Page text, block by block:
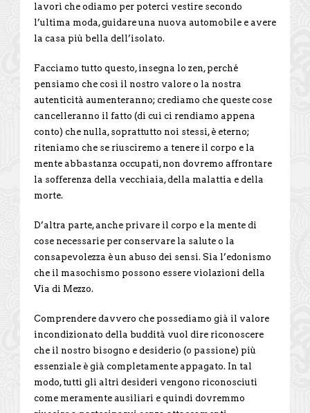
lavori che odiamo per poterci vestire secondo
l’ultima moda, guidare una nuova automobile e avere
la casa più bella dell’isolato.
Facciamo tutto questo, insegna lo zen, perché
pensiamo che così il nostro valore o la nostra
autenticità aumenteranno; crediamo che queste cose
cancelleranno il fatto (di cui ci rendiamo appena
conto) che nulla, soprattutto noi stessi, è eterno;
riteniamo che se riusciremo a tenere il corpo e la
mente abbastanza occupati, non dovremo affrontare
la sofferenza della vecchiaia, della malattia e della
morte.
D’altra parte, anche privare il corpo e la mente di
cose necessarie per conservare la salute o la
consapevolezza è un abuso dei sensi. Sia l’edonismo
che il masochismo possono essere violazioni della
Via di Mezzo.
Comprendere davvero che possediamo già il valore
incondizionato della buddità vuol dire riconoscere
che il nostro bisogno e desiderio (o passione) più
essenziale è già completamente appagato. In tal
modo, tutti gli altri desideri vengono riconosciuti
come meramente ausiliari e quindi dovremmo